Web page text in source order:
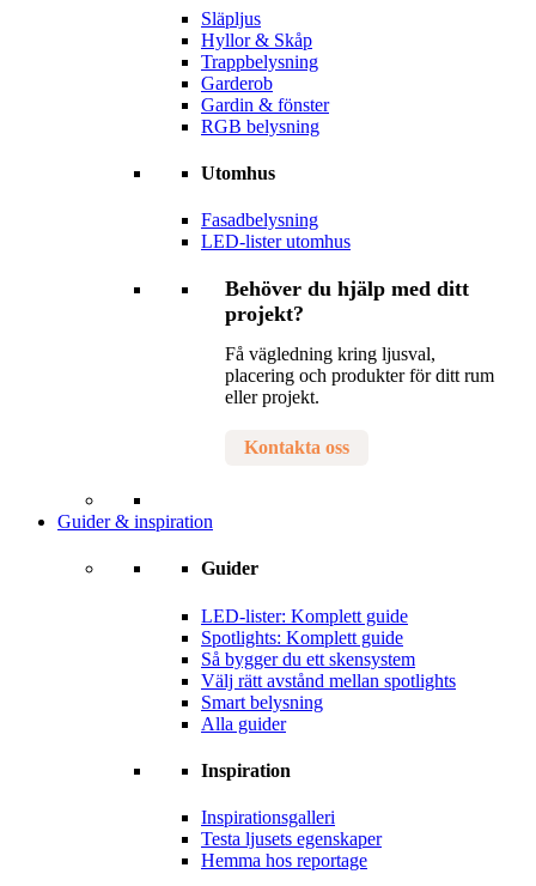
Släpljus
Hyllor & Skåp
Trappbelysning
Garderob
Gardin & fönster
RGB belysning
Utomhus
Fasadbelysning
LED-lister utomhus
Behöver du hjälp med ditt
projekt?
Få vägledning kring ljusval,
placering och produkter för ditt rum
eller projekt.
Kontakta oss
Guider & inspiration
Guider
LED-lister: Komplett guide
Spotlights: Komplett guide
Så bygger du ett skensystem
Välj rätt avstånd mellan spotlights
Smart belysning
Alla guider
Inspiration
Inspirationsgalleri
Testa ljusets egenskaper
Hemma hos reportage